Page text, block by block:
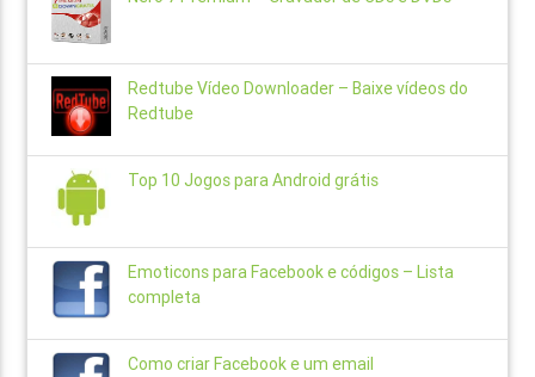
Redtube Vídeo Downloader – Baixe vídeos do
Redtube
Top 10 Jogos para Android grátis
Emoticons para Facebook e códigos – Lista
completa
Como criar Facebook e um email